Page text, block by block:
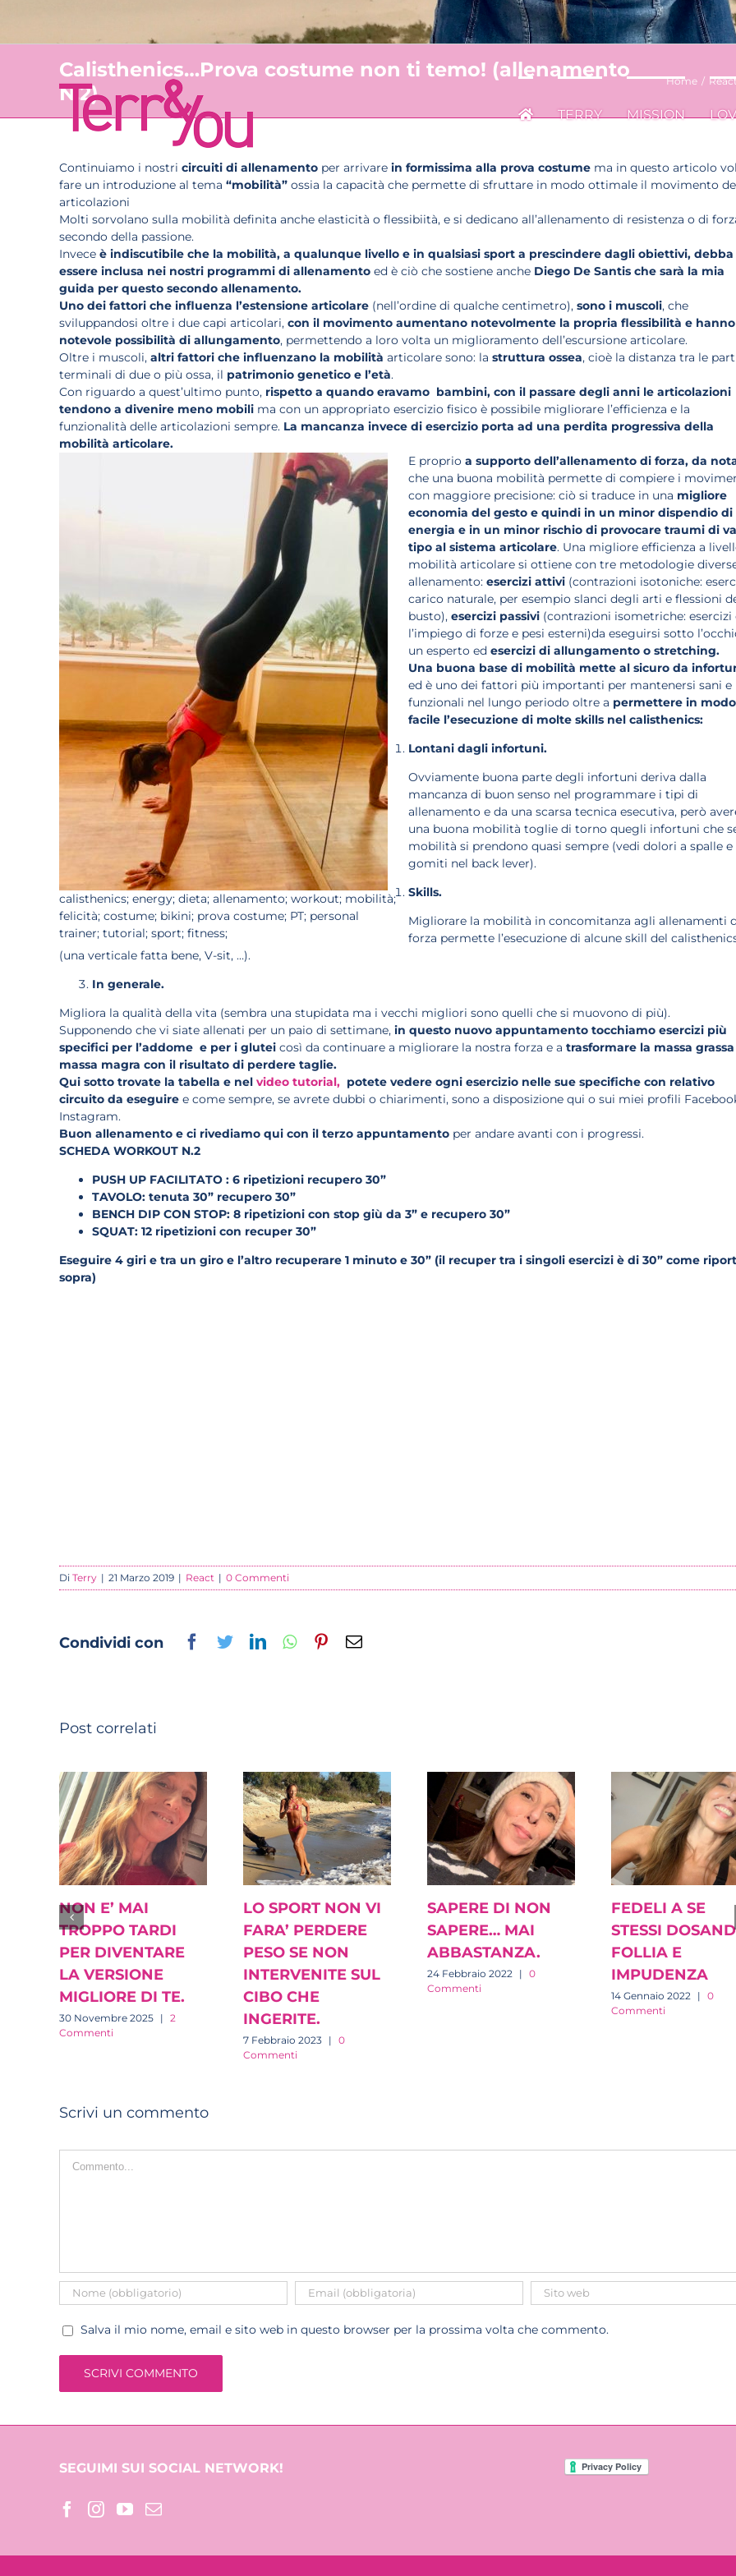
TERRY MISSION
Calisthenics…Prova costume non ti temo! (allenamento
N.2)
Home /
Continuiamo i nostri circuiti di allenamento per arrivare in formissima alla prova costume ma in questo articolo
fare un introduzione al tema “mobilità” ossia la capacità che permette di sfruttare in modo ottimale il movimento
articolazioni
Molti sorvolano sulla mobilità definita anche elasticità o flessibiità, e si dedicano all’allenamento di resistenza o di
secondo della passione.
Invece è indiscutibile che la mobilità, a qualunque livello e in qualsiasi sport a prescindere dagli obiettivi, debba
essere inclusa nei nostri programmi di allenamento ed è ciò che sostiene anche Diego De Santis che sarà la mia
guida per questo secondo allenamento.
Uno dei fattori che influenza l’estensione articolare (nell’ordine di qualche centimetro), sono i muscoli, che
sviluppandosi oltre i due capi articolari, con il movimento aumentano notevolmente la propria flessibilità e hanno
notevole possibilità di allungamento, permettendo a loro volta un miglioramento dell’escursione articolare.
Oltre i muscoli, altri fattori che influenzano la mobilità articolare sono: la struttura ossea, cioè la distanza tra le
terminali di due o più ossa, il patrimonio genetico e l’età.
Con riguardo a quest’ultimo punto, rispetto a quando eravamo bambini, con il passare degli anni le articolazioni
tendono a divenire meno mobili ma con un appropriato esercizio fisico è possibile migliorare l’efficienza e la
funzionalità delle articolazioni sempre. La mancanza invece di esercizio porta ad una perdita progressiva della
mobilità articolare.
calisthenics; energy; dieta; allenamento; workout; mobilità;
felicità; costume; bikini; prova costume; PT; personal
trainer; tutorial; sport; fitness;
E proprio a supporto dell’allenamento di forza, da
che una buona mobilità permette di compiere i
con maggiore precisione: ciò si traduce in una migliore
economia del gesto e quindi in un minor dispendio di
energia e in un minor rischio di provocare traumi di
tipo al sistema articolare. Una migliore efficienza a
mobilità articolare si ottiene con tre metodologie
allenamento: esercizi attivi (contrazioni isotoniche:
carico naturale, per esempio slanci degli arti e flessioni
busto), esercizi passivi (contrazioni isometriche: esercizi
l’impiego di forze e pesi esterni)da eseguirsi sotto
un esperto ed esercizi di allungamento o stretching.
Una buona base di mobilità mette al sicuro da
ed è uno dei fattori più importanti per mantenersi sani e
funzionali nel lungo periodo oltre a permettere in
facile l’esecuzione di molte skills nel calisthenics:
Lontani dagli infortuni.
Ovviamente buona parte degli infortuni deriva dalla
mancanza di buon senso nel programmare i tipi di
allenamento e da una scarsa tecnica esecutiva, però
una buona mobilità toglie di torno quegli infortuni che
mobilità si prendono quasi sempre (vedi dolori a spalle e
gomiti nel back lever).
Skills.
Migliorare la mobilità in concomitanza agli allenamenti
forza permette l’esecuzione di alcune skill del
(una verticale fatta bene, V-sit, …).
In generale.
Migliora la qualità della vita (sembra una stupidata ma i vecchi migliori sono quelli che si muovono di più).
Supponendo che vi siate allenati per un paio di settimane, in questo nuovo appuntamento tocchiamo esercizi più
specifici per l’addome e per i glutei così da continuare a migliorare la nostra forza e a trasformare la massa
massa magra con il risultato di perdere taglie.
Qui sotto trovate la tabella e nel video tutorial, potete vedere ogni esercizio nelle sue specifiche con relativo
circuito da eseguire e come sempre, se avrete dubbi o chiarimenti, sono a disposizione qui o sui miei profili
Instagram.
Buon allenamento e ci rivediamo qui con il terzo appuntamento per andare avanti con i progressi.
SCHEDA WORKOUT N.2
PUSH UP FACILITATO : 6 ripetizioni recupero 30”
TAVOLO: tenuta 30” recupero 30”
BENCH DIP CON STOP: 8 ripetizioni con stop giù da 3” e recupero 30”
SQUAT: 12 ripetizioni con recuper 30”
Eseguire 4 giri e tra un giro e l’altro recuperare 1 minuto e 30” (il recuper tra i singoli esercizi è di 30” come
sopra)
Di Terry | 21 Marzo 2019 | React | 0 Commenti
Condividi con Facebook
TwitterLinkedInWhatsapp
Pinterest
Email
Post correlati
NON E’ MAI
TROPPO TARDI
PER DIVENTARE
LA VERSIONE
MIGLIORE DI TE.
30 Novembre 2025 | 2
Commenti
LO SPORT NON VI
FARA’ PERDERE
PESO SE NON
INTERVENITE SUL
CIBO CHE
INGERITE.
7 Febbraio 2023 | 0
Commenti
SAPERE DI NON
SAPERE… MAI
ABBASTANZA.
24 Febbraio 2022 | 0
Commenti
FEDELI A SE
STESSI
FOLLIA E
IMPUDENZA
14 Gennaio 2022 | 0
Commenti
Scrivi un commento
Salva il mio nome, email e sito web in questo browser per la prossima volta che commento.
SEGUIMI SUI SOCIAL NETWORK!